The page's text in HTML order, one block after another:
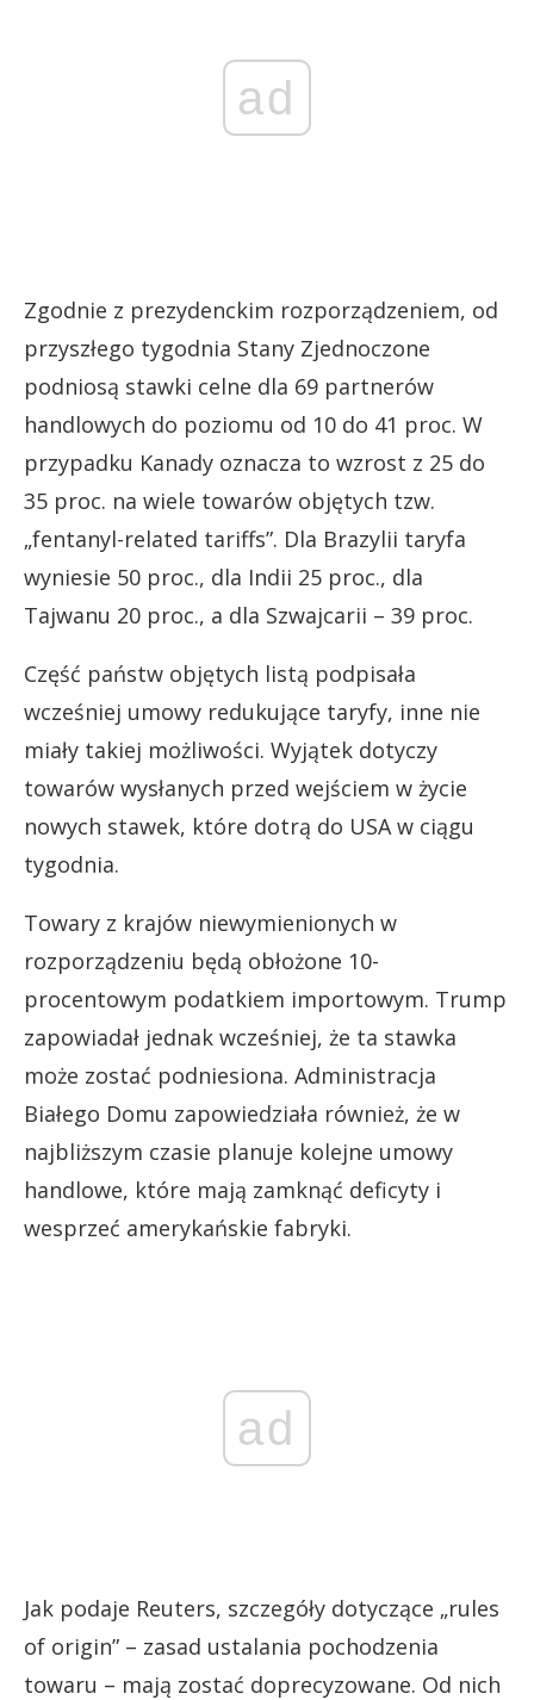
ad
Zgodnie z prezydenckim rozporządzeniem, od
przyszłego tygodnia Stany Zjednoczone
podniosą stawki celne dla 69 partnerów
handlowych do poziomu od 10 do 41 proc. W
przypadku Kanady oznacza to wzrost z 25 do
35 proc. na wiele towarów objętych tzw.
„fentanyl-related tariffs”. Dla Brazylii taryfa
wyniesie 50 proc., dla Indii 25 proc., dla
Tajwanu 20 proc., a dla Szwajcarii – 39 proc.
Część państw objętych listą podpisała
wcześniej umowy redukujące taryfy, inne nie
miały takiej możliwości. Wyjątek dotyczy
towarów wysłanych przed wejściem w życie
nowych stawek, które dotrą do USA w ciągu
tygodnia.
Towary z krajów niewymienionych w
rozporządzeniu będą obłożone 10-
procentowym podatkiem importowym. Trump
zapowiadał jednak wcześniej, że ta stawka
może zostać podniesiona. Administracja
Białego Domu zapowiedziała również, że w
najbliższym czasie planuje kolejne umowy
handlowe, które mają zamknąć deficyty i
wesprzeć amerykańskie fabryki.
ad
Jak podaje Reuters, szczegóły dotyczące „rules
of origin” – zasad ustalania pochodzenia
towaru – mają zostać doprecyzowane. Od nich